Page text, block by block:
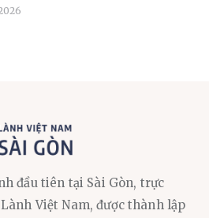
đầu tiên tại Sài Gòn, trực
Việt Nam, được thành lập